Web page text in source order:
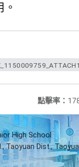
。
點擊率：
High School
Taoyuan Dist.,